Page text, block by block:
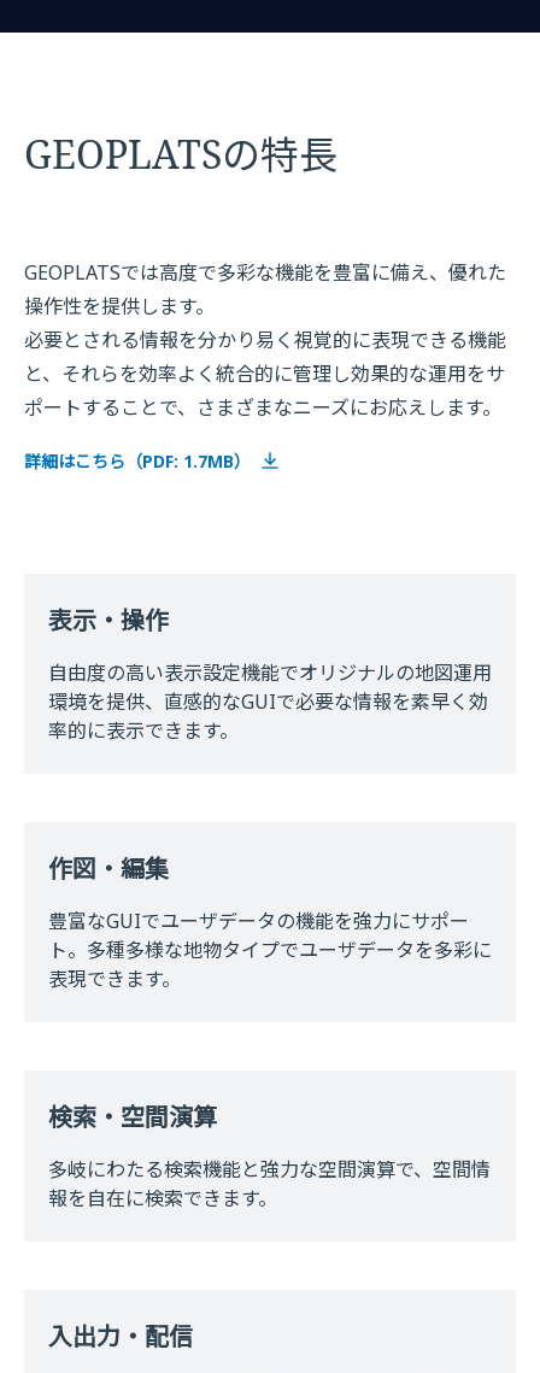
GEOPLATSの特長
GEOPLATSでは高度で多彩な機能を豊富に備え、優れた
操作性を提供します。
必要とされる情報を分かり易く視覚的に表現できる機能
と、それらを効率よく統合的に管理し効果的な運用をサ
ポートすることで、さまざまなニーズにお応えします。
詳細はこちら（PDF: 1.7MB）
表示・操作
自由度の高い表示設定機能でオリジナルの地図運用
環境を提供、直感的なGUIで必要な情報を素早く効
率的に表示できます。
作図・編集
豊富なGUIでユーザデータの機能を強力にサポー
ト。多種多様な地物タイプでユーザデータを多彩に
表現できます。
検索・空間演算
多岐にわたる検索機能と強力な空間演算で、空間情
報を自在に検索できます。
入出力・配信